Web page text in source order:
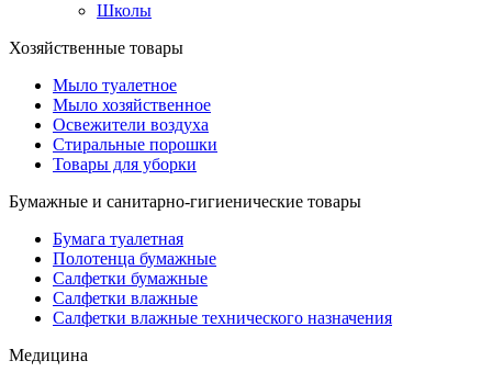
Школы
Хозяйственные товары
Мыло туалетное
Мыло хозяйственное
Освежители воздуха
Стиральные порошки
Товары для уборки
Бумажные и санитарно-гигиенические товары
Бумага туалетная
Полотенца бумажные
Салфетки бумажные
Салфетки влажные
Салфетки влажные технического назначения
Медицина